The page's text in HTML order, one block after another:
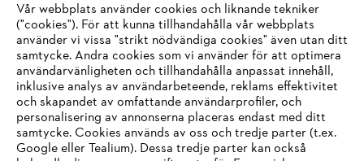
Företaget
Vår webbplats använder cookies och liknande tekniker
("cookies"). För att kunna tillhandahålla vår webbplats
använder vi vissa "strikt nödvändiga cookies" även utan ditt
samtycke. Andra cookies som vi använder för att optimera
användarvänligheten och tillhandahålla anpassat innehåll,
inklusive analys av användarbeteende, reklams effektivitet
och skapandet av omfattande användarprofiler, och
personalisering av annonserna placeras endast med ditt
samtycke. Cookies används av oss och tredje parter (t.ex.
Google eller Tealium). Dessa tredje parter kan också